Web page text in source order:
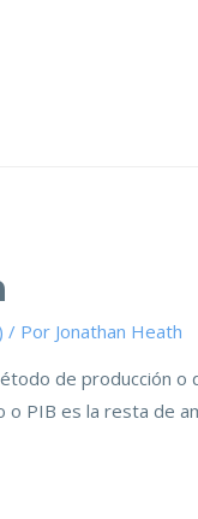
/ Por Jonathan Heath
de producción
o PIB es la resta de